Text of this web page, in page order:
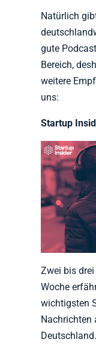
Natürlich
gute
Bereich,
weitere
uns:
Startup
Zwei bis
Woche
wichtigsten
Nachrichten